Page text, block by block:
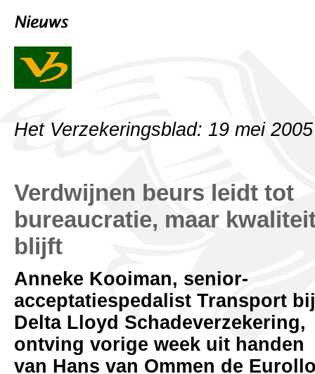
Het Verzekeringsblad: 19 mei 2005
Verdwijnen beurs leidt tot
bureaucratie, maar
blijft
Anneke Kooiman, senior-
acceptatiespedalist Transport bij
Delta Lloyd Schadeverzekering,
ontving vorige week uit handen
van Hans van Ommen de